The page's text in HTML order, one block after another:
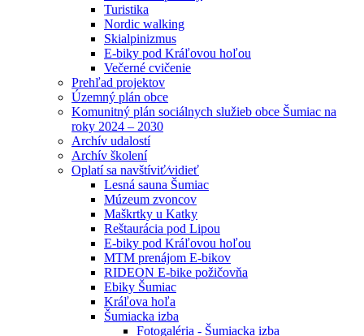
Turistika
Nordic walking
Skialpinizmus
E-biky pod Kráľovou hoľou
Večerné cvičenie
Prehľad projektov
Územný plán obce
Komunitný plán sociálnych služieb obce Šumiac na
roky 2024 – 2030
Archív udalostí
Archív školení
Oplatí sa navštíviť⁄vidieť
Lesná sauna Šumiac
Múzeum zvoncov
Maškrtky u Katky
Reštaurácia pod Lipou
E-biky pod Kráľovou hoľou
MTM prenájom E-bikov
RIDEON E-bike požičovňa
Ebiky Šumiac
Kráľova hoľa
Šumiacka izba
Fotogaléria - Šumiacka izba